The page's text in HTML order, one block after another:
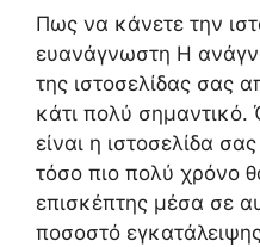
Πως να κάνετε την
ευανάγνωστη Η
της ιστοσελίδας σας
κάτι πολύ
είναι η ιστοσελίδα
τόσο πιο πολύ χρόνο
επισκέπτης μέσα σε
ποσοστό